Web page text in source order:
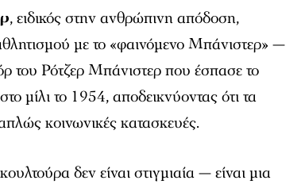
, ειδικός στην ανθρώπινη απόδοση,
με το «φαινόμενο Μπάνιστερ» —
του Ρότζερ Μπάνιστερ που έσπασε το
μίλι το 1954, αποδεικνύοντας ότι τα
κοινωνικές κατασκευές.
δεν είναι στιγμιαία — είναι μια